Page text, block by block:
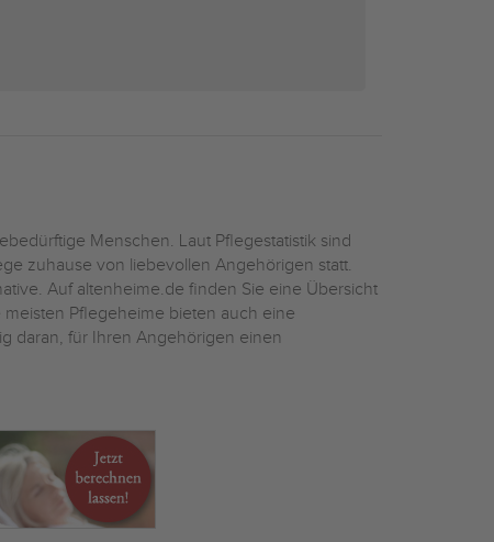
Menschen. Laut Pflegestatistik sind
zuhause von liebevollen Angehörigen statt.
Auf altenheime.de finden Sie eine Übersicht
Pflegeheime bieten auch eine
daran, für Ihren Angehörigen einen